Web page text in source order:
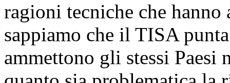
ragioni tecniche che
sappiamo che il TISA
ammettono gli stessi Paesi